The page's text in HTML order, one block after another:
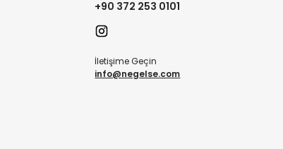
+90 372 253 0101
İletişime Geçin
info@negelse.com